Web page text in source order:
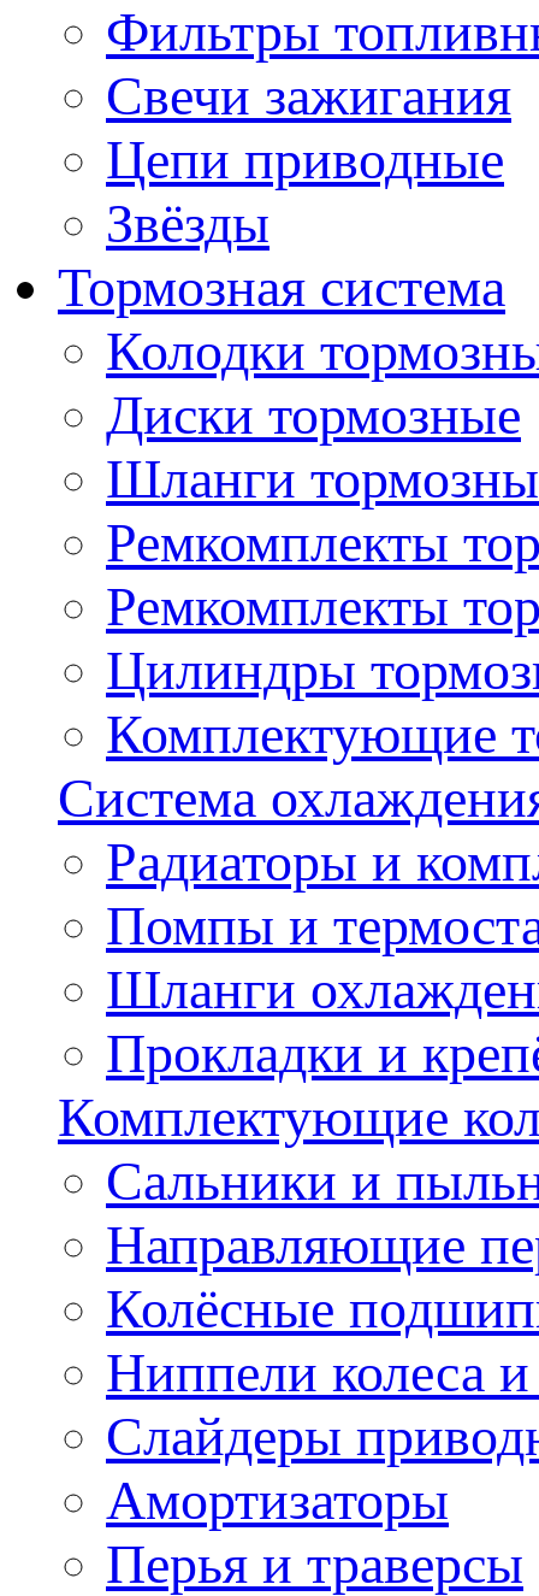
Фильтры
Свечи зажигания
Цепи приводные
Звёзды
Тормозная система
Колодки
Диски тормозные
Шланги
Ремкомплекты
Ремкомплекты
Цилиндры
Комплектующие
Система
Радиаторы и
Помпы и
Шланги
Прокладки и
Комплектующие
Сальники и
Направляющие
Колёсные
Ниппели колеса
Слайдеры
Амортизаторы
Перья и траверсы